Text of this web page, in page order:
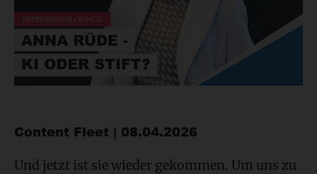
Content Fleet | 08.04.2026
Und jetzt ist sie wieder gekommen. Um uns zu